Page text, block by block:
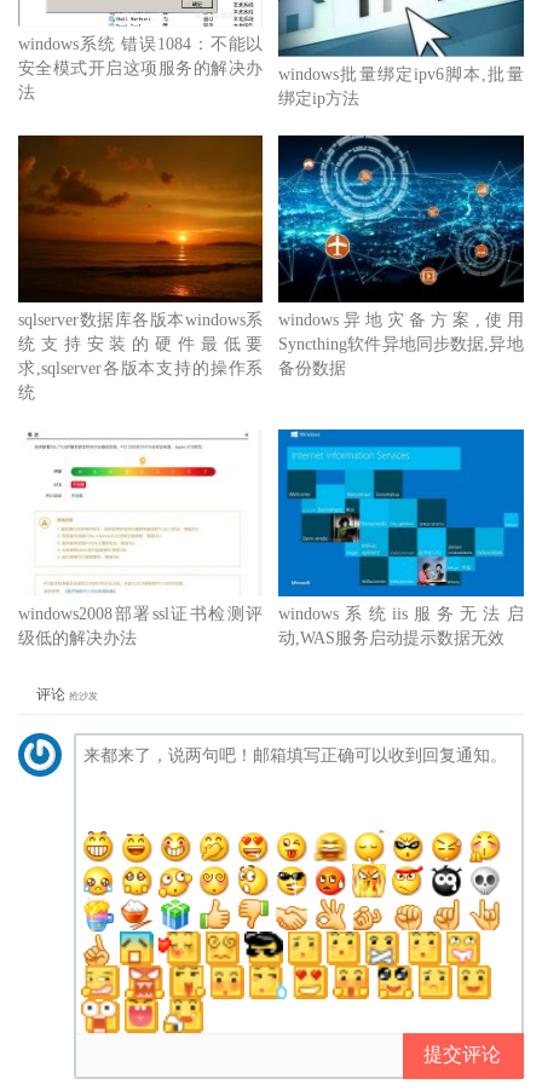
windows系统 错误1084：不能以
安全模式开启这项服务的解决办
法
windows批量绑定ipv6脚本,批量
绑定ip方法
sqlserver数据库各版本windows系
统支持安装的硬件最低要
求,sqlserver各版本支持的操作系
统
windows异地灾备方案,使用
Syncthing软件异地同步数据,异地
备份数据
windows2008部署ssl证书检测评
级低的解决办法
windows系统iis服务无法启
动,WAS服务启动提示数据无效
评论 抢沙发
提交评论